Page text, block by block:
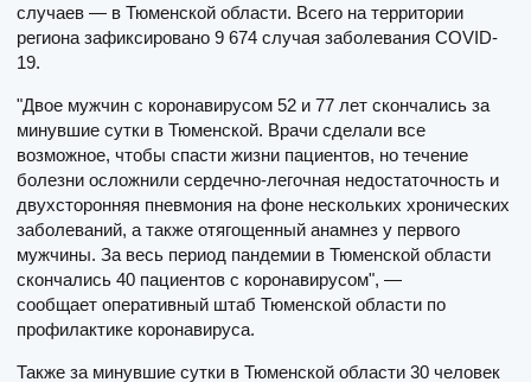
случаев — в Тюменской области. Всего на территории
региона зафиксировано 9 674 случая заболевания COVID-
19.
"Двое мужчин с коронавирусом 52 и 77 лет скончались за
минувшие сутки в Тюменской. Врачи сделали все
возможное, чтобы спасти жизни пациентов, но течение
болезни осложнили сердечно-легочная недостаточность и
двухсторонняя пневмония на фоне нескольких хронических
заболеваний, а также отягощенный анамнез у первого
мужчины. За весь период пандемии в Тюменской области
скончались 40 пациентов с коронавирусом", —
сообщает оперативный штаб Тюменской области по
профилактике коронавируса.
Также за минувшие сутки в Тюменской области 30 человек